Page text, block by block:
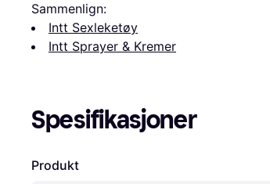
Sammenlign:
Intt Sexleketøy
Intt Sprayer & Kremer
Spesifikasjoner
Produkt